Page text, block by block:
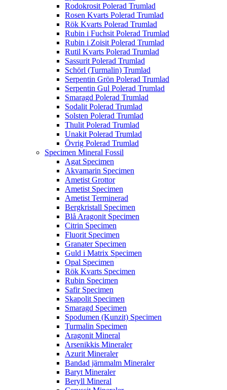
Rodokrosit Polerad Trumlad
Rosen Kvarts Polerad Trumlad
Rök Kvarts Polerad Trumlad
Rubin i Fuchsit Polerad Trumlad
Rubin i Zoisit Polerad Trumlad
Rutil Kvarts Polerad Trumlad
Sassurit Polerad Trumlad
Schörl (Turmalin) Trumlad
Serpentin Grön Polerad Trumlad
Serpentin Gul Polerad Trumlad
Smaragd Polerad Trumlad
Sodalit Polerad Trumlad
Solsten Polerad Trumlad
Thulit Polerad Trumlad
Unakit Polerad Trumlad
Övrig Polerad Trumlad
Specimen Mineral Fossil
Agat Specimen
Akvamarin Specimen
Ametist Grottor
Ametist Specimen
Ametist Terminerad
Bergkristall Specimen
Blå Aragonit Specimen
Citrin Specimen
Fluorit Specimen
Granater Specimen
Guld i Matrix Specimen
Opal Specimen
Rök Kvarts Specimen
Rubin Specimen
Safir Specimen
Skapolit Specimen
Smaragd Specimen
Spodumen (Kunzit) Specimen
Turmalin Specimen
Aragonit Mineral
Arsenikkis Mineraler
Azurit Mineraler
Bandad järnmalm Mineraler
Baryt Mineraler
Beryll Mineral